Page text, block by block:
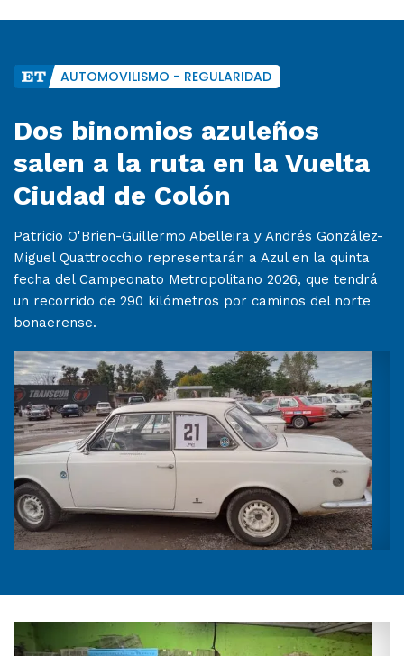
AUTOMOVILISMO - REGULARIDAD
Dos binomios azuleños
salen a la ruta en la Vuelta
Ciudad de Colón
Patricio O'Brien-Guillermo Abelleira y Andrés González-
Miguel Quattrocchio representarán a Azul en la quinta
fecha del Campeonato Metropolitano 2026, que tendrá
un recorrido de 290 kilómetros por caminos del norte
bonaerense.